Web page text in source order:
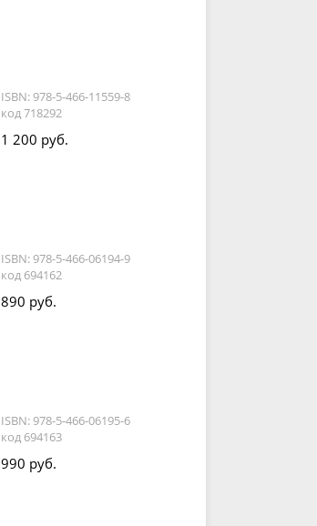
ISBN: 978-5-466-11559-8
код 718292
1 200 руб.
ISBN: 978-5-466-06194-9
код 694162
890 руб.
ISBN: 978-5-466-06195-6
код 694163
990 руб.